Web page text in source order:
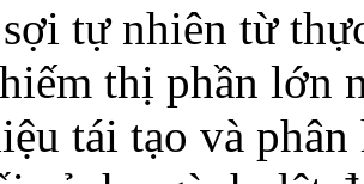
tự nhiên từ
thị phần lớn
tái tạo và